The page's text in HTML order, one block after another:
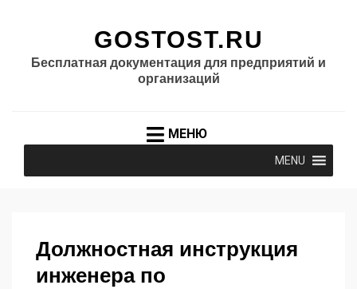
GOSTOST.RU
Бесплатная документация для предприятий и
организаций
МЕНЮ
MENU
Должностная инструкция
инженера по